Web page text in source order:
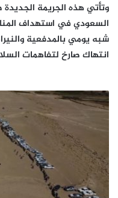
وتأتي هذه الجريمة
السعودي في استهداف
شبه يومي بالمدفعية
انتهاك صارخ لتفاهمات